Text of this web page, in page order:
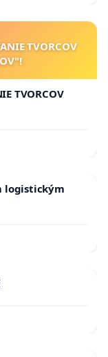
TVORCOV
TVORCOV
logistickým